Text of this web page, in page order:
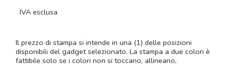
IVA esclusa
Il prezzo di stampa si intende in una (1) delle posizioni
disponibili del gadget selezionato. La stampa a due colori è
fattibile solo se i colori non si toccano, allineano,